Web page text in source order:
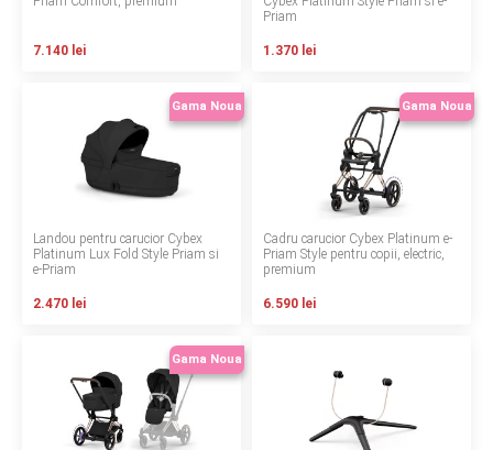
Contact
Copyright 2026 BabyMatters
7.140 lei
Priam
1.370 lei
Gama Noua
Landou pentru carucior Cybex
Platinum Lux Fold Style Priam si
e-Priam
2.470 lei
Gama Noua
Cadru carucior Cybex Platinum e-
Priam Style pentru copii, electric,
premium
6.590 lei
Gama Noua